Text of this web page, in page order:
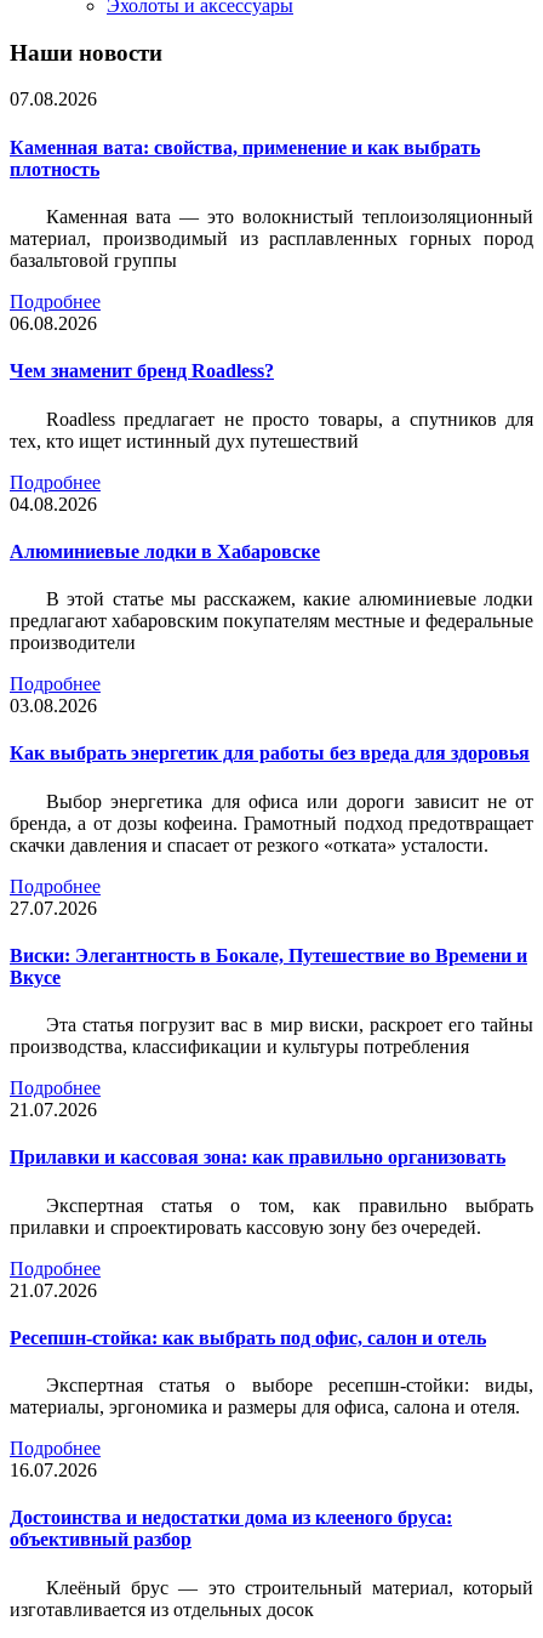
Эхолоты и аксессуары
Наши новости
07.08.2026
Каменная вата: свойства, применение и как выбрать
плотность
Каменная вата — это волокнистый теплоизоляционный
материал, производимый из расплавленных горных пород
базальтовой группы
Подробнее
06.08.2026
Чем знаменит бренд Roadless?
Roadless предлагает не просто товары, а спутников для
тех, кто ищет истинный дух путешествий
Подробнее
04.08.2026
Алюминиевые лодки в Хабаровске
В этой статье мы расскажем, какие алюминиевые лодки
предлагают хабаровским покупателям местные и федеральные
производители
Подробнее
03.08.2026
Как выбрать энергетик для работы без вреда для здоровья
Выбор энергетика для офиса или дороги зависит не от
бренда, а от дозы кофеина. Грамотный подход предотвращает
скачки давления и спасает от резкого «отката» усталости.
Подробнее
27.07.2026
Виски: Элегантность в Бокале, Путешествие во Времени и
Вкусе
Эта статья погрузит вас в мир виски, раскроет его тайны
производства, классификации и культуры потребления
Подробнее
21.07.2026
Прилавки и кассовая зона: как правильно организовать
Экспертная статья о том, как правильно выбрать
прилавки и спроектировать кассовую зону без очередей.
Подробнее
21.07.2026
Ресепшн-стойка: как выбрать под офис, салон и отель
Экспертная статья о выборе ресепшн-стойки: виды,
материалы, эргономика и размеры для офиса, салона и отеля.
Подробнее
16.07.2026
Достоинства и недостатки дома из клееного бруса:
объективный разбор
Клеёный брус — это строительный материал, который
изготавливается из отдельных досок